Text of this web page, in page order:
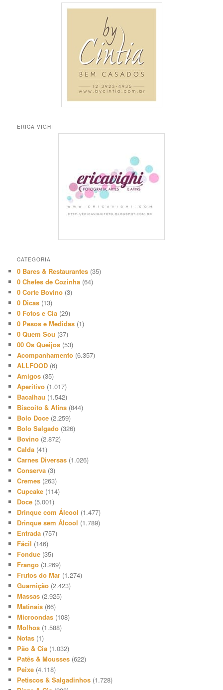
ERICA VIGHI
CATEGORIA
0 Bares & Restaurantes (35)
0 Chefes de Cozinha (64)
0 Corte Bovino (3)
0 Dicas (13)
0 Fotos e Cia (29)
0 Pesos e Medidas (1)
0 Quem Sou (37)
00 Os Queijos (53)
Acompanhamento (6.357)
ALLFOOD (6)
Amigos (35)
Aperitivo (1.017)
Bacalhau (1.542)
Biscoito & Afins (844)
Bolo Doce (2.259)
Bolo Salgado (326)
Bovino (2.872)
Calda (41)
Carnes Diversas (1.026)
Conserva (3)
Cremes (263)
Cupcake (114)
Doce (5.001)
Drinque com Álcool (1.477)
Drinque sem Álcool (1.789)
Entrada (757)
Fácil (146)
Fondue (35)
Frango (3.269)
Frutos do Mar (1.274)
Guarnição (2.423)
Massas (2.925)
Matinais (66)
Microondas (108)
Molhos (1.588)
Notas (1)
Pão & Cia (1.032)
Patês & Mousses (622)
Peixe (4.118)
Petiscos & Salgadinhos (1.728)